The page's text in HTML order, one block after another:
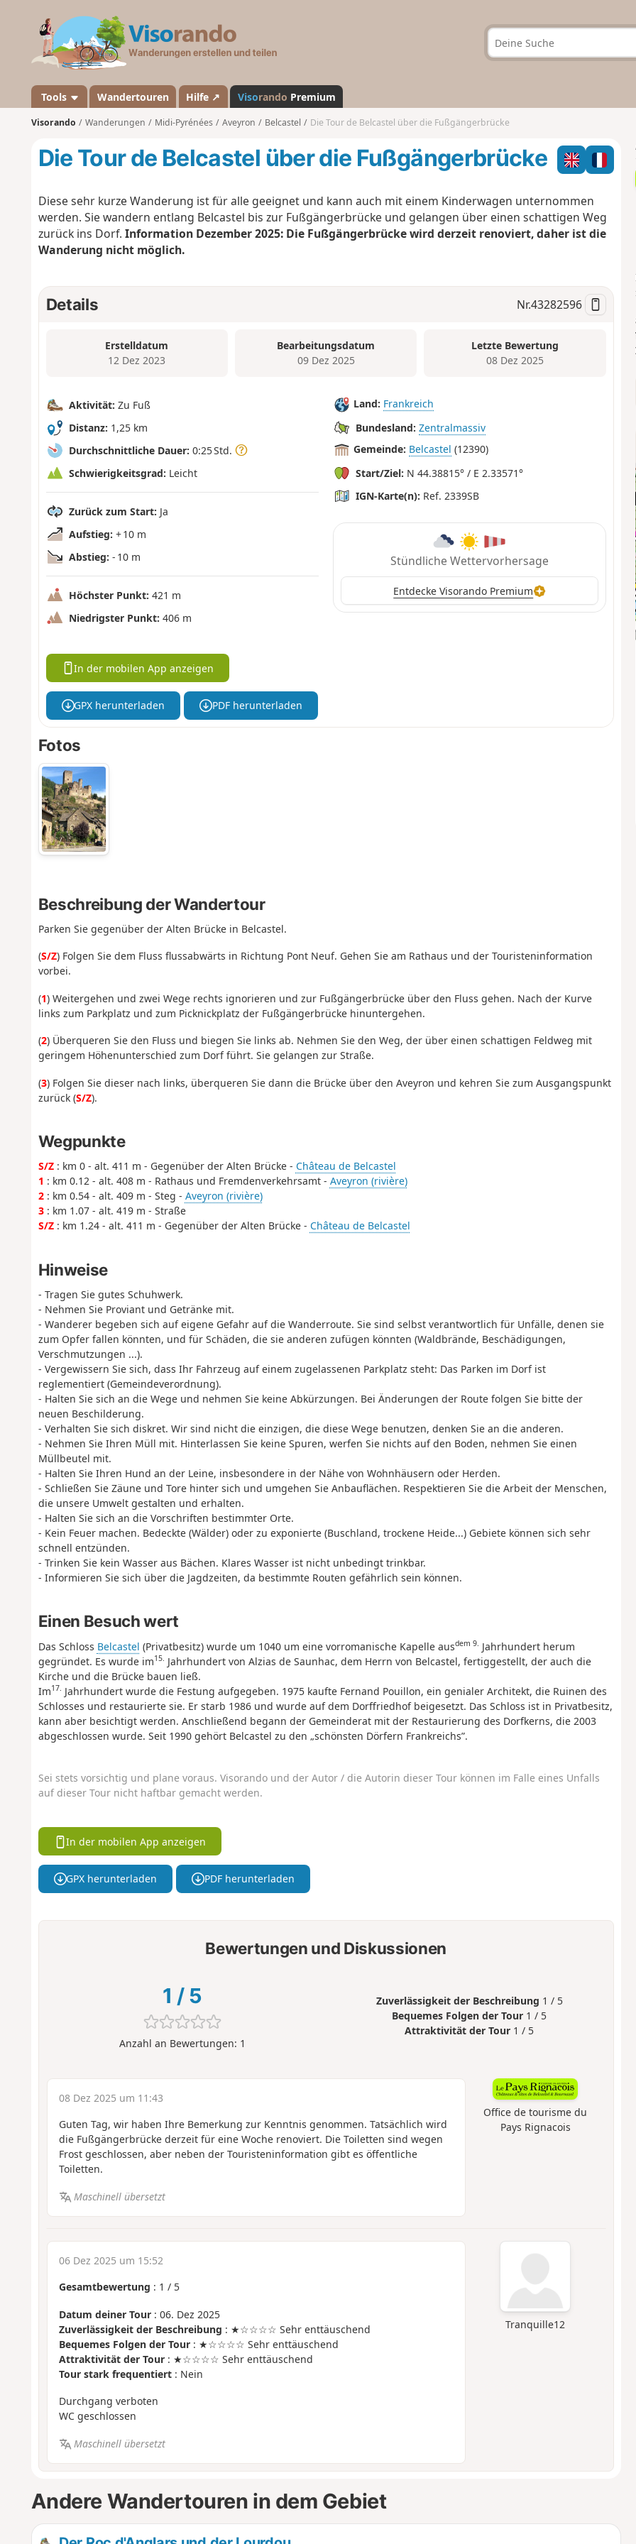
a
n
d
Tools Wandertouren Hilfe ↗ Visorando Premium
Visorando Wanderungen Midi-Pyrénées Aveyron Belcastel Die Tour de Belcastel über die Fußgängerbrücke
Die Tour de Belcastel über die Fußgängerbrücke
Diese sehr kurze Wanderung ist für alle geeignet und kann auch mit einem Kinderwagen unternommen
werden. Sie wandern entlang Belcastel bis zur Fußgängerbrücke und gelangen über einen schattigen Weg
zurück ins Dorf. Information Dezember 2025: Die Fußgängerbrücke wird derzeit renoviert, daher ist die
Wanderung nicht möglich.
Details Nr.43282596
Erstelldatum
12 Dez 2023
Bearbeitungsdatum
09 Dez 2025
Letzte Bewertung
08 Dez 2025
Aktivität: Zu Fuß
Distanz: 1,25 km
Durchschnittliche Dauer: 0:25 Std.
Schwierigkeitsgrad: Leicht
Zurück zum Start: Ja
Aufstieg: + 10 m
Abstieg: - 10 m
Höchster Punkt: 421 m
Niedrigster Punkt: 406 m
Land: Frankreich
Bundesland: Zentralmassiv
Gemeinde: Belcastel (12390)
Start/Ziel: N 44.38815° / E 2.33571°
IGN-Karte(n): Ref. 2339SB
Stündliche Wettervorhersage
Entdecke Visorando Premium
In der mobilen App anzeigen
GPX herunterladen PDF herunterladen
Fotos
Beschreibung der Wandertour
Parken Sie gegenüber der Alten Brücke in Belcastel.
(S/Z) Folgen Sie dem Fluss flussabwärts in Richtung Pont Neuf. Gehen Sie am Rathaus und der Touristeninformation
vorbei.
(1) Weitergehen und zwei Wege rechts ignorieren und zur Fußgängerbrücke über den Fluss gehen. Nach der Kurve
links zum Parkplatz und zum Picknickplatz der Fußgängerbrücke hinuntergehen.
(2) Überqueren Sie den Fluss und biegen Sie links ab. Nehmen Sie den Weg, der über einen schattigen Feldweg mit
geringem Höhenunterschied zum Dorf führt. Sie gelangen zur Straße.
(3) Folgen Sie dieser nach links, überqueren Sie dann die Brücke über den Aveyron und kehren Sie zum Ausgangspunkt
zurück (S/Z).
Wegpunkte
S/Z: km 0 - alt. 411 m - Gegenüber der Alten Brücke - Château de Belcastel
1 : km 0.12 - alt. 408 m - Rathaus und Fremdenverkehrsamt - Aveyron (rivière)
2: km 0.54 - alt. 409 m - Steg - Aveyron (rivière)
3: km 1.07 - alt. 419 m - Straße
S/Z: km 1.24 - alt. 411 m - Gegenüber der Alten Brücke - Château de Belcastel
Hinweise
- Tragen Sie gutes Schuhwerk.
- Nehmen Sie Proviant und Getränke mit.
- Wanderer begeben sich auf eigene Gefahr auf die Wanderroute. Sie sind selbst verantwortlich für Unfälle, denen sie
zum Opfer fallen könnten, und für Schäden, die sie anderen zufügen könnten (Waldbrände, Beschädigungen,
Verschmutzungen ...).
- Vergewissern Sie sich, dass Ihr Fahrzeug auf einem zugelassenen Parkplatz steht: Das Parken im Dorf ist
reglementiert (Gemeindeverordnung).
- Halten Sie sich an die Wege und nehmen Sie keine Abkürzungen. Bei Änderungen der Route folgen Sie bitte der
neuen Beschilderung.
- Verhalten Sie sich diskret. Wir sind nicht die einzigen, die diese Wege benutzen, denken Sie an die anderen.
- Nehmen Sie Ihren Müll mit. Hinterlassen Sie keine Spuren, werfen Sie nichts auf den Boden, nehmen Sie einen
Müllbeutel mit.
- Halten Sie Ihren Hund an der Leine, insbesondere in der Nähe von Wohnhäusern oder Herden.
- Schließen Sie Zäune und Tore hinter sich und umgehen Sie Anbauflächen. Respektieren Sie die Arbeit der Menschen,
die unsere Umwelt gestalten und erhalten.
- Halten Sie sich an die Vorschriften bestimmter Orte.
- Kein Feuer machen. Bedeckte (Wälder) oder zu exponierte (Buschland, trockene Heide...) Gebiete können sich sehr
schnell entzünden.
- Trinken Sie kein Wasser aus Bächen. Klares Wasser ist nicht unbedingt trinkbar.
- Informieren Sie sich über die Jagdzeiten, da bestimmte Routen gefährlich sein können.
Einen Besuch wert
Das Schloss Belcastel (Privatbesitz) wurde um 1040 um eine vorromanische Kapelle ausdem 9. Jahrhundert herum
gegründet. Es wurde im15. Jahrhundert von Alzias de Saunhac, dem Herrn von Belcastel, fertiggestellt, der auch die
Kirche und die Brücke bauen ließ.
Im17. Jahrhundert wurde die Festung aufgegeben. 1975 kaufte Fernand Pouillon, ein genialer Architekt, die Ruinen des
Schlosses und restaurierte sie. Er starb 1986 und wurde auf dem Dorffriedhof beigesetzt. Das Schloss ist in Privatbesitz,
kann aber besichtigt werden. Anschließend begann der Gemeinderat mit der Restaurierung des Dorfkerns, die 2003
abgeschlossen wurde. Seit 1990 gehört Belcastel zu den „schönsten Dörfern Frankreichs”.
Sei stets vorsichtig und plane voraus. Visorando und der Autor / die Autorin dieser Tour können im Falle eines Unfalls
auf dieser Tour nicht haftbar gemacht werden.
In der mobilen App anzeigen
GPX herunterladen PDF herunterladen
Bewertungen und Diskussionen
1 / 5
Anzahl an Bewertungen: 1
Zuverlässigkeit der Beschreibung 1 / 5
Bequemes Folgen der Tour 1 / 5
Attraktivität der Tour 1 / 5
Office de tourisme du
Pays Rignacois
08 Dez 2025 um 11:43
Guten Tag, wir haben Ihre Bemerkung zur Kenntnis genommen. Tatsächlich wird
die Fußgängerbrücke derzeit für eine Woche renoviert. Die Toiletten sind wegen
Frost geschlossen, aber neben der Touristeninformation gibt es öffentliche
Toiletten.
Maschinell übersetzt
Tranquille12
06 Dez 2025 um 15:52
Gesamtbewertung : 1 / 5
Datum deiner Tour: 06. Dez 2025
Zuverlässigkeit der Beschreibung : ★☆☆☆☆ Sehr enttäuschend
Bequemes Folgen der Tour: ★☆☆☆☆ Sehr enttäuschend
Attraktivität der Tour: ★☆☆☆☆ Sehr enttäuschend
Tour stark frequentiert: Nein
Durchgang verboten
WC geschlossen
Maschinell übersetzt
Andere Wandertouren in dem Gebiet